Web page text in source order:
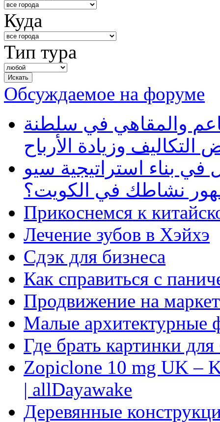
Куда
Тип тура
Обсуждаемое на форуме
والمقاهي في سلطنة
وزيادة الأرباح
بناء استراتيجية سيو
نشاطك في الكويت؟
Прикоснемся к
Лечение зубов в Хэйхэ
Сдэк для бизнеса
Как справиться с
Продвижение на
Малые архитектурные
Где брать картинки
Zopiclone 10 mg UK –
| allDayawake
Деревянные